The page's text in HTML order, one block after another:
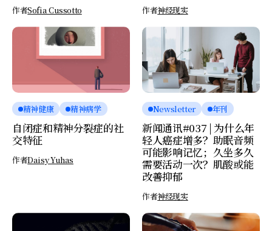
作者Sofia Cussotto 作者神经现实
精神健康 精神病学
自闭症和精神分裂症的社
交特征
作者Daisy Yuhas
Newsletter 年刊
新闻通讯#037 | 为什么年
轻人癌症增多？助眠音频
可能影响记忆；久坐多久
需要活动一次？肌酸或能
改善抑郁
作者神经现实